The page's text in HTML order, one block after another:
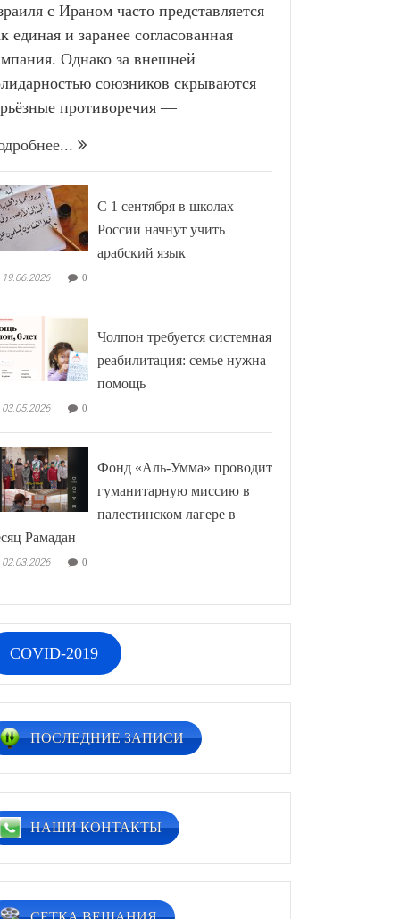
с Ираном часто представляется
единая и заранее согласованная
Однако за внешней
союзников скрываются
противоречия —
С 1 сентября в школах
России начнут учить
арабский язык
19.06.2026 0
Чолпон требуется системная
реабилитация: семье нужна
помощь
03.05.2026 0
Фонд «Аль-Умма» проводит
гуманитарную миссию в
палестинском лагере в
Рамадан
02.03.2026 0
COVID-2019
ПОСЛЕДНИЕ ЗАПИСИ
НАШИ КОНТАКТЫ